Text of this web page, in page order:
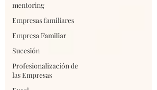
mentoring
Empresas familiares
Empresa Familiar
Sucesión
Profesionalización de
las Empresas